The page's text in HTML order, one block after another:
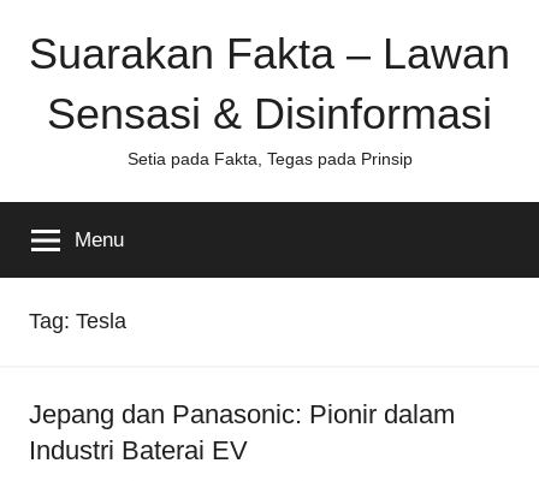
Suarakan Fakta – Lawan
Sensasi & Disinformasi
Setia pada Fakta, Tegas pada Prinsip
Menu
Tag: Tesla
Jepang dan Panasonic: Pionir dalam
Industri Baterai EV